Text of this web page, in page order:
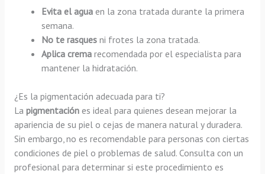
Evita el agua en la zona tratada durante la primera
semana.
No te rasques ni frotes la zona tratada.
Aplica crema recomendada por el especialista para
mantener la hidratación.
¿Es la pigmentación adecuada para ti?
La pigmentaciónes ideal para quienes desean mejorar la
apariencia de su piel o cejas de manera natural y duradera.
Sin embargo, no es recomendable para personas con ciertas
condiciones de piel o problemas de salud. Consulta con un
profesional para determinar si este procedimiento es